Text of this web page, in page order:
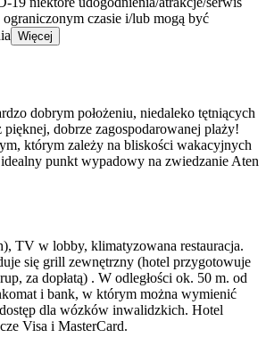
ograniczonym czasie i/lub mogą być
Więcej
dobrym położeniu, niedaleko tętniących
dobrze zagospodarowanej plaży!
którym zależy na bliskości wakacyjnych
punkt wypadowy na zwiedzanie Aten
TV w lobby, klimatyzowana restauracja.
się grill zewnętrzny (hotel przygotowuje
za dopłatą) . W odległości ok. 50 m. od
i bank, w którym można wymienić
dla wózków inwalidzkich. Hotel
Visa i MasterCard.